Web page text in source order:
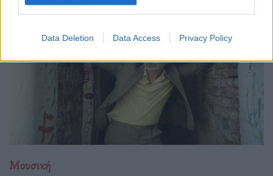
Data Deletion Data Access Privacy Policy
Μουσική